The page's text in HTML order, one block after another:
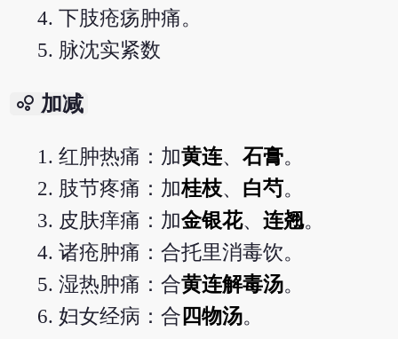
下肢疮疡肿痛。
脉沈实紧数
bubble_chart 加减
红肿热痛：加黄连、石膏。
肢节疼痛：加桂枝、 白芍。
皮肤痒痛：加金银花、连翘。
诸疮肿痛：合托里消毒饮。
湿热肿痛：合黄连解毒汤。
妇女经病：合 四物汤。